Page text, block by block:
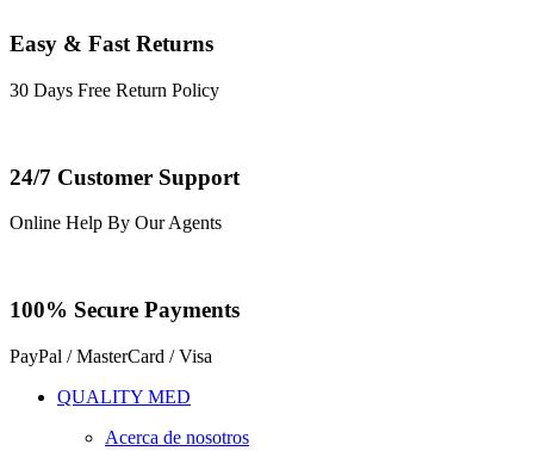
Easy & Fast Returns
30 Days Free Return Policy
24/7 Customer Support
Online Help By Our Agents
100% Secure Payments
PayPal / MasterCard / Visa
QUALITY MED
Acerca de nosotros